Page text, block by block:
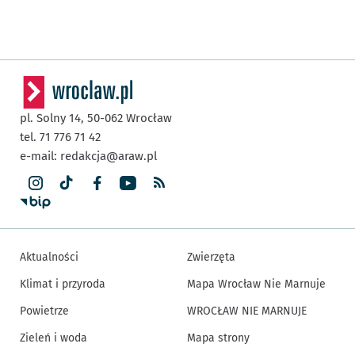
pl. Solny 14, 50-062 Wrocław
tel. 71 776 71 42
e-mail: redakcja@araw.pl
Aktualności
Klimat i przyroda
Powietrze
Zieleń i woda
Zwierzęta
Mapa Wrocław Nie Marnuje
WROCŁAW NIE MARNUJE
Mapa strony